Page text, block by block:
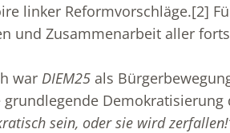
linker Reformvorschläge.[2]
und Zusammenarbeit aller
war DIEM25 als
Demokratisierung
sein, oder sie wird